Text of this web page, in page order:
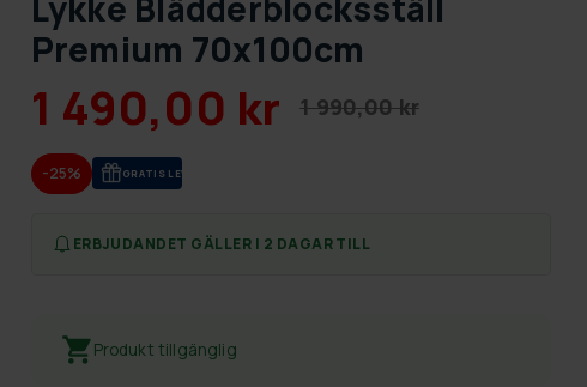
Premium 70x100cm
1 490,00 kr 1 990,00 kr
-25% GRA­TIS LE­VE­RANS
ERBJUDANDET GÄLLER I 2 DAGAR TILL
Produkt tillgänglig